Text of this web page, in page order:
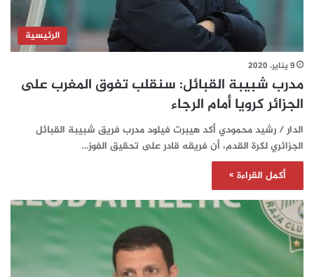
الرئيسية
9 يناير، 2020
مدرب شبيبة القبائل: سنقلب تفوق المغرب على
الجزائر كرويا أمام الرجاء
الدار / رشيد محمودي أكد هيبرت فيلود مدرب فريق شبيبة القبائل
الجزائري لكرة القدم، أن فريقه قادر على تحقيق الفوز…
أكمل القراءة »